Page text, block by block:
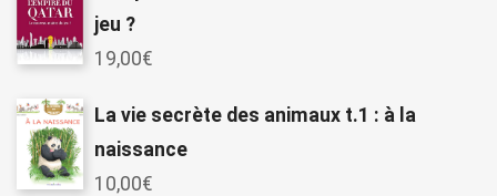
jeu ?
19,00€
La vie secrète des animaux t.1 : à la
naissance
10,00€